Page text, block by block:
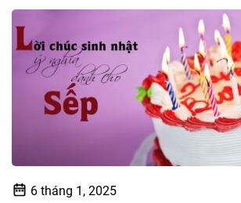
6 tháng 1, 2025